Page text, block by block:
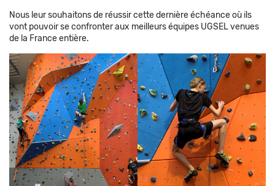
Nous leur souhaitons de réussir cette dernière échéance où ils
vont pouvoir se confronter aux meilleurs équipes UGSEL venues
de la France entière.